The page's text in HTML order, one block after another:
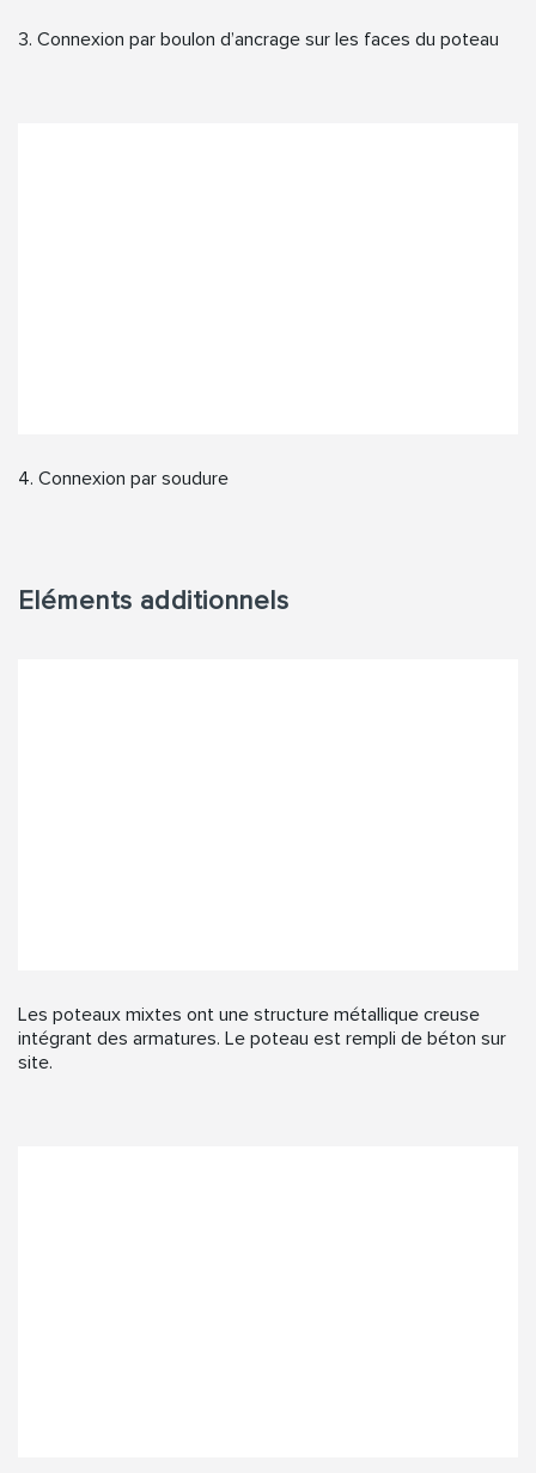
3. Connexion par boulon d’ancrage sur les faces du poteau
4. Connexion par soudure
Eléments additionnels
Les poteaux mixtes ont une structure métallique creuse
intégrant des armatures. Le poteau est rempli de béton sur
site.